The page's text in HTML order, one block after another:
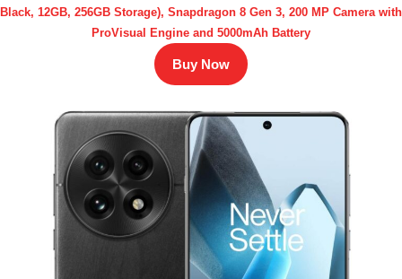
Black, 12GB, 256GB Storage), Snapdragon 8 Gen 3, 200 MP Camera with
ProVisual Engine and 5000mAh Battery
Buy Now